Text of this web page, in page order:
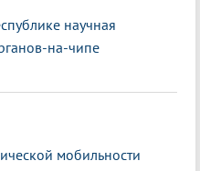
научная
на-чипе
мобильности